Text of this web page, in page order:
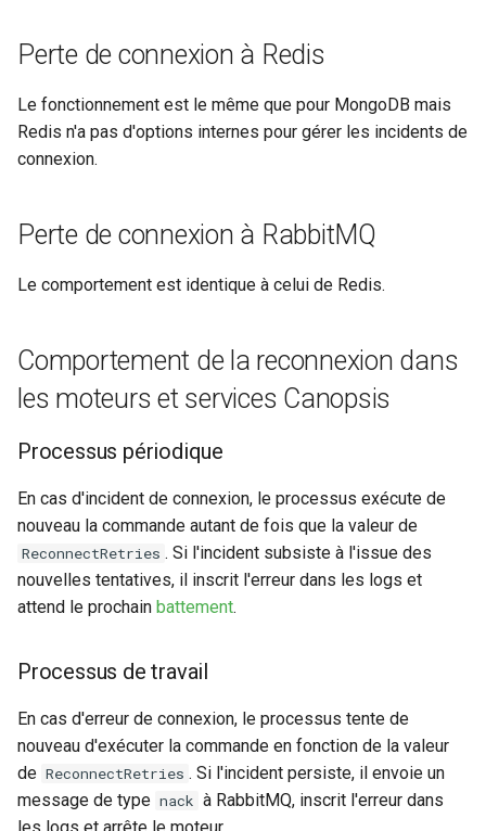
Perte de connexion à Redis
Le fonctionnement est le même que pour MongoDB mais
Redis n'a pas d'options internes pour gérer les incidents de
connexion.
Perte de connexion à RabbitMQ
Le comportement est identique à celui de Redis.
Comportement de la reconnexion dans
les moteurs et services Canopsis
Processus périodique
En cas d'incident de connexion, le processus exécute de
nouveau la commande autant de fois que la valeur de
ReconnectRetries . Si l'incident subsiste à l'issue des
nouvelles tentatives, il inscrit l'erreur dans les logs et
attend le prochain battement.
Processus de travail
En cas d'erreur de connexion, le processus tente de
nouveau d'exécuter la commande en fonction de la valeur
de ReconnectRetries . Si l'incident persiste, il envoie un
message de type nack à RabbitMQ, inscrit l'erreur dans